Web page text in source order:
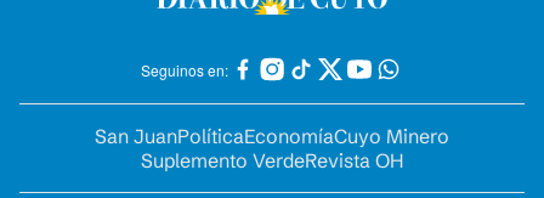
Seguinos en:
San JuanPolíticaEconomíaCuyo Minero
Suplemento VerdeRevista OH